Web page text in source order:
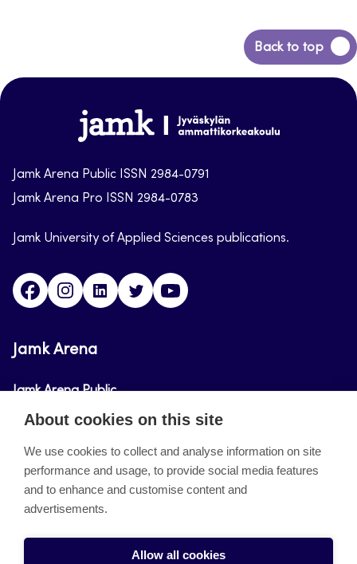
Back to top
Back
to
Jamk-
arena
Jamk Arena Public ISSN 2984-0791
Jamk Arena Pro ISSN 2984-0783
Jamk University of Applied Sciences publications.
FacebookInstagramLinkedinTwitter
Jamk Arena
Jamk Arena Public
Jamk Arena Pro
About the site
Accessibility Statement
About cookies on this site
We use cookies to collect and analyse information on site
performance and usage, to provide social media features
and to enhance and customise content and
advertisements.
Allow all cookies